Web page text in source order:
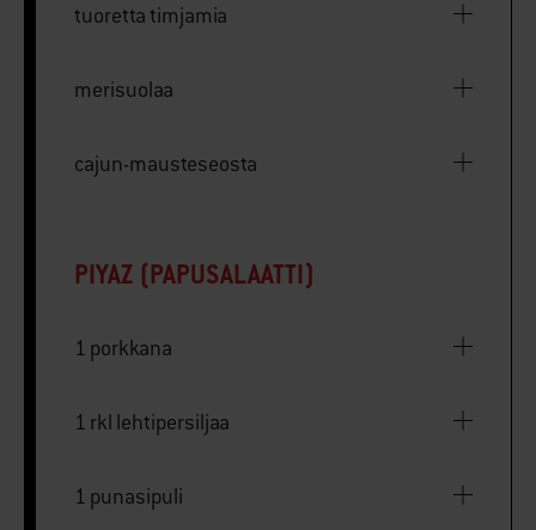
tuoretta timjamia
merisuolaa
cajun-mausteseosta
PIYAZ (PAPUSALAATTI)
1 porkkana
1 rkl lehtipersiljaa
1 punasipuli